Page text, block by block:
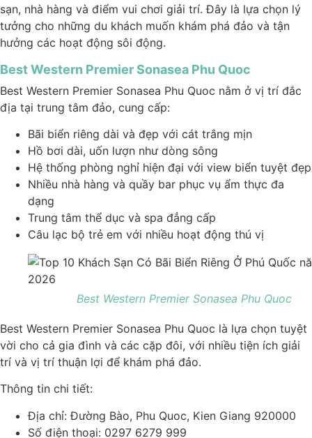
sạn, nhà hàng và điểm vui chơi giải trí. Đây là lựa chọn lý
tưởng cho những du khách muốn khám phá đảo và tận
hưởng các hoạt động sôi động.
Best Western Premier Sonasea Phu Quoc
Best Western Premier Sonasea Phu Quoc nằm ở vị trí đắc
địa tại trung tâm đảo, cung cấp:
Bãi biển riêng dài và đẹp với cát trắng mịn
Hồ bơi dài, uốn lượn như dòng sông
Hệ thống phòng nghỉ hiện đại với view biển tuyệt đẹp
Nhiều nhà hàng và quầy bar phục vụ ẩm thực đa
dạng
Trung tâm thể dục và spa đẳng cấp
Câu lạc bộ trẻ em với nhiều hoạt động thú vị
Best Western Premier Sonasea Phu Quoc
Best Western Premier Sonasea Phu Quoc là lựa chọn tuyệt
vời cho cả gia đình và các cặp đôi, với nhiều tiện ích giải
trí và vị trí thuận lợi để khám phá đảo.
Thông tin chi tiết:
Địa chỉ: Đường Bào, Phu Quoc, Kien Giang 920000
Số điện thoại: 0297 6279 999